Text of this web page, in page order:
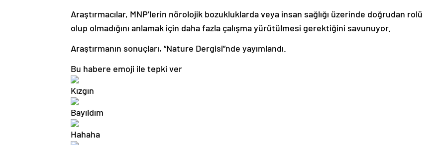
Araştırmacılar, MNP’lerin nörolojik bozukluklarda veya insan sağlığı üzerinde doğrudan rolü
olup olmadığını anlamak için daha fazla çalışma yürütülmesi gerektiğini savunuyor.
Araştırmanın sonuçları, “Nature Dergisi”nde yayımlandı.
Bu habere emoji ile tepki ver